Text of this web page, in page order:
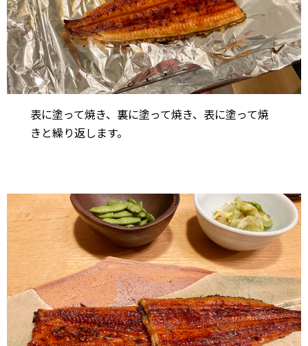
表に塗って焼き、裏に塗って焼き、表に塗って焼
きと繰り返します。